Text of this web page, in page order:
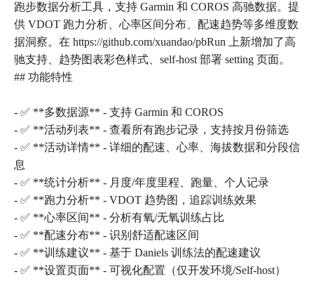
跑步数据分析工具，支持 Garmin 和 COROS 高驰数据。提
供 VDOT 跑力分析、心率区间分布、配速趋势等多维度数
据洞察。在 https://github.com/xuandao/pbRun 上新增加了高
驰支持、趋势图表彩色样式、self-host 部署 setting 页面。
## 功能特性
- ✅ **多数据源** - 支持 Garmin 和 COROS
- ✅ **活动列表** - 查看所有跑步记录，支持按月份筛选
- ✅ **活动详情** - 详细的配速、心率、海拔数据和分段信
息
- ✅ **统计分析** - 月度/年度里程、跑量、个人记录
- ✅ **跑力分析** - VDOT 趋势图，追踪训练效果
- ✅ **心率区间** - 分析有氧/无氧训练占比
- ✅ **配速分布** - 识别舒适配速区间
- ✅ **训练建议** - 基于 Daniels 训练法的配速建议
- ✅ **设置页面** - 可视化配置（仅开发环境/Self-host）